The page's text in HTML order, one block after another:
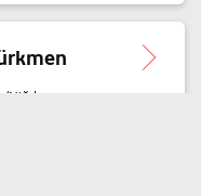
Niğde